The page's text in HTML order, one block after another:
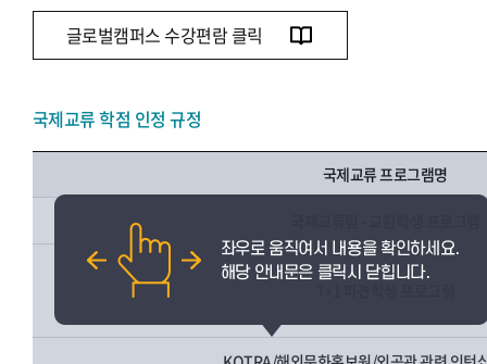
글로벌캠퍼스 수강편람 클릭
국제교류 학점 인정 규정
국제교류 프로그램명